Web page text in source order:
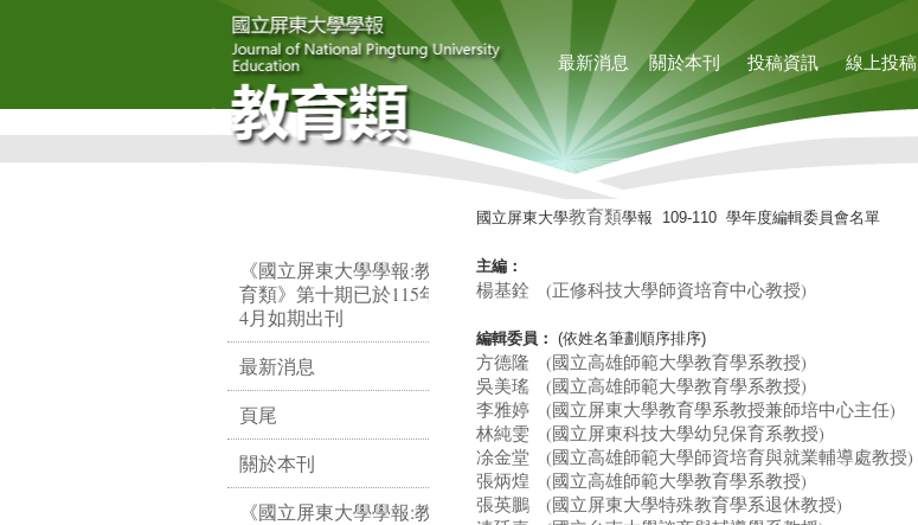
最新消息 關於本刊 投稿資訊 線上投稿
國立屏東大學教育類學報 109-110 學年度編輯委員會名單
主編：
楊基銓 (正修科技大學師資培育中心教授)
編輯委員： (依姓名筆劃順序排序)
方德隆 (國立高雄師範大學教育學系教授)
吳美瑤 (國立高雄師範大學教育學系教授)
李雅婷 (國立屏東大學教育學系教授兼師培中心主任)
林純雯 (國立屏東科技大學幼兒保育系教授)
凃金堂 (國立高雄師範大學師資培育與就業輔導處教授)
張炳煌 (國立高雄師範大學教育學系教授)
張英鵬 (國立屏東大學特殊教育學系退休教授)
《國立屏東大學學報:教
育類》第十期已於115年
4月如期出刊
最新消息
頁尾
關於本刊
《國立屏東大學學報:教